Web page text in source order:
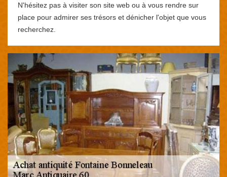
N'hésitez pas à visiter son site web ou à vous rendre sur
place pour admirer ses trésors et dénicher l'objet que vous
recherchez.